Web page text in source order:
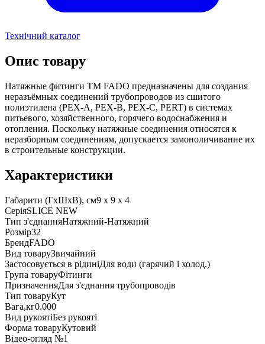
Технічний каталог
Опис товару
Натяжные фитинги ТМ FADO предназначены для создания
неразъёмных соединений трубопроводов из сшитого
полиэтилена (PEX-A, PEX-B, PEX-C, PERT) в системах
питьевого, хозяйственного, горячего водоснабжения и
отопления. Поскольку натяжные соединения относятся к
неразборным соединениям, допускается замоноличивание их
в строительные конструкции.
Характеристики
Габарити (ГxШxВ), см9 x 9 x 4
СеріяSLICE NEW
Тип з'єднанняНатяжний-Натяжний
Розмір32
БрендFADO
Вид товаруЗвичайний
Застосовується в рідиніДля води (гарячий і холод.)
Група товаруФітинги
ПризначенняДля з'єднання трубопроводів
Тип товаруКут
Вага,кг0.000
Вид рукоятіБез рукояті
Форма товаруКутовий
Відео-огляд №1